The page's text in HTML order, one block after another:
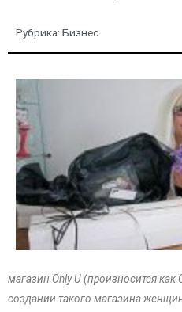
Рубрика: Бизнес
магазин Only U (произносится как
создании такого магазина